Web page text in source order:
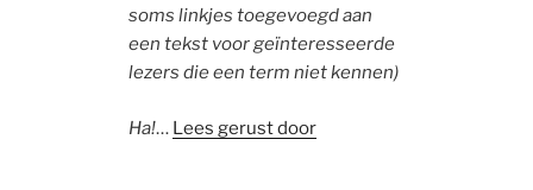
soms linkjes toegevoegd aan
een tekst voor geïnteresseerde
lezers die een term niet kennen)
Ha!… Lees gerust door